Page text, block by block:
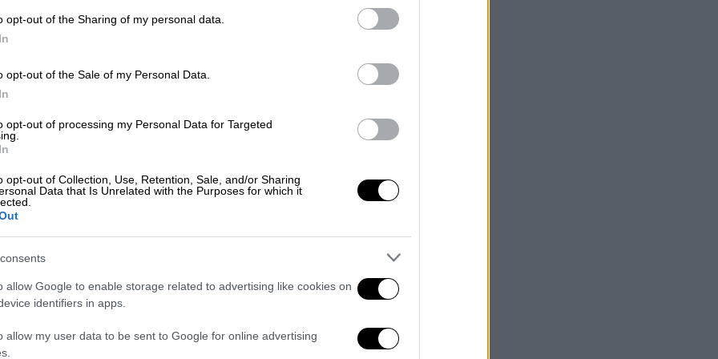
opt-out of the Sharing of my personal data.
opt-out of the Sale of my Personal Data.
opt-out of processing my Personal Data for Targeted
opt-out of Collection, Use, Retention, Sale, and/or Sharing
Data that Is Unrelated with the Purposes for which it
allow Google to enable storage related to advertising like cookies on
identifiers in apps.
allow my user data to be sent to Google for online advertising
Η Γάζα ζητά χέρι βοηθείας από την
Έκκληση για τσιμέντο και
Ο Αλ Σάρατζ προειδοποίησε ότι η ροή
ανθρωπιστικής βοήθειας προς τη
Υπό έλεγχο η φωτιά σε υπαίθριο